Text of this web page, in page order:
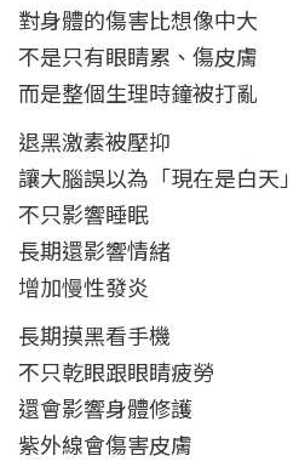
對身體的傷害比想像中大
不是只有眼睛累、傷皮膚
而是整個生理時鐘被打亂
退黑激素被壓抑
讓大腦誤以為「現在是白天」
不只影響睡眠
長期還影響情緒
增加慢性發炎
長期摸黑看手機
不只乾眼跟眼睛疲勞
還會影響身體修護
紫外線會傷害皮膚